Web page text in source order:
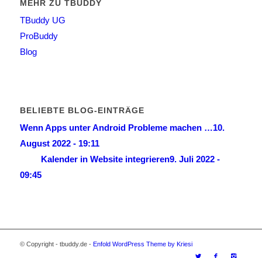
MEHR ZU TBUDDY
TBuddy UG
ProBuddy
Blog
BELIEBTE BLOG-EINTRÄGE
Wenn Apps unter Android Probleme machen …10.
August 2022 - 19:11
Kalender in Website integrieren9. Juli 2022 -
09:45
© Copyright - tbuddy.de - Enfold WordPress Theme by Kriesi